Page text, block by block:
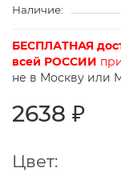
Наличие:
БЕСПЛАТНАЯ
всей РОССИИ
не в Москву или
2638 ₽
Цвет: